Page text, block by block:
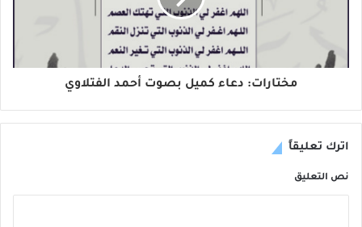
مختارات: دعاء كميل بصوت أحمد الفتلاوي
اترك تعليقاً
نص التعليق